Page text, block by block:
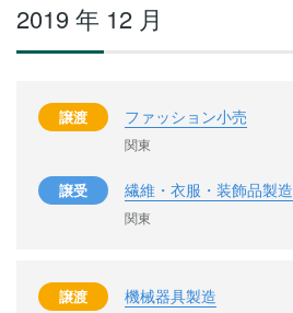
2019 年 12 月
譲渡 ファッション小売
関東
譲受 繊維・衣服・装飾品製造
関東
譲渡 機械器具製造